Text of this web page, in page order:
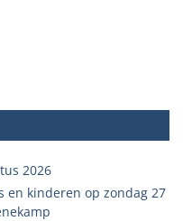
2026
en kinderen op zondag 27